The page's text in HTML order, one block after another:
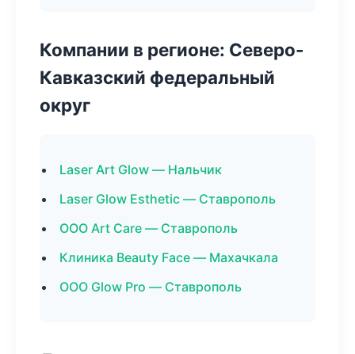
Компании в регионе: Северо-
Кавказский федеральный
округ
Laser Art Glow — Нальчик
Laser Glow Esthetic — Ставрополь
ООО Art Care — Ставрополь
Клиника Beauty Face — Махачкала
ООО Glow Pro — Ставрополь